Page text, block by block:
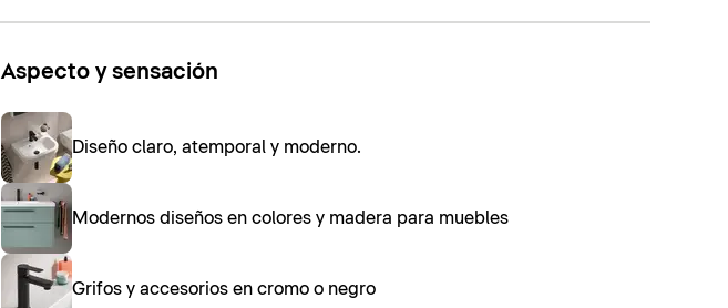
Aspecto y sensación
Diseño claro, atemporal y moderno.
Modernos diseños en colores y madera para muebles
Grifos y accesorios en cromo o negro